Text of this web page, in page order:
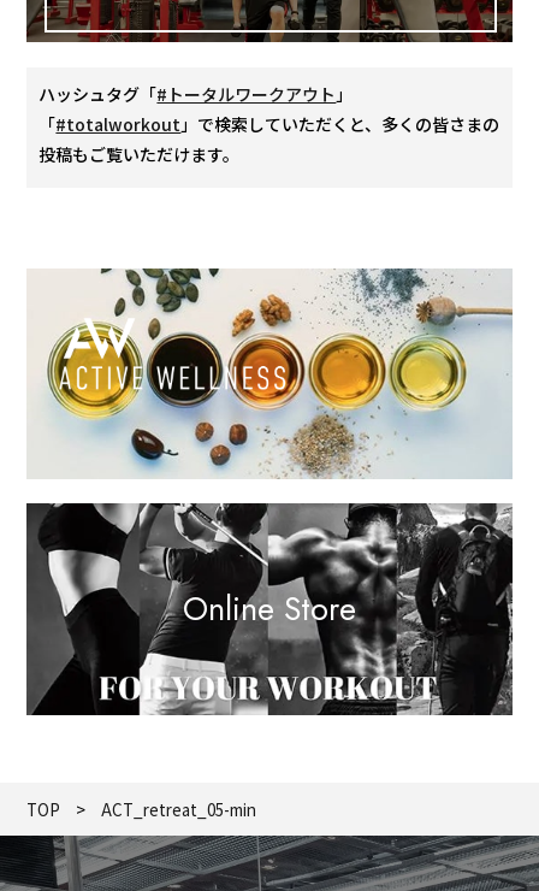
ハッシュタグ「#トータルワークアウト 」
「#totalworkout 」で検索していただくと、多くの皆さまの
投稿もご覧いただけます。
Online Store
TOP ACT_retreat_05-min